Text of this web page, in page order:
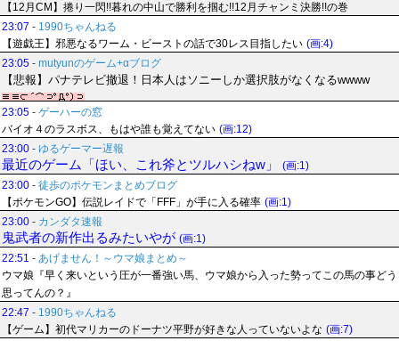
【12月CM】捲り一閃!!暮れの中山で勝利を掴む!!12月チャンミ決勝!!の巻
23:07 - 1990ちゃんねる
【遊戯王】邪悪なるワーム・ビーストの話で30レス目指したい (画:4)
23:05 - mutyunのゲーム+αブログ
【悲報】パナテレビ撤退！日本人はソニーしか選択肢がなくなるwwww
23:05 - ゲーハーの窓
バイオ４のラスボス、もはや誰も覚えてない (画:12)
23:00 - ゆるゲーマー遅報
最近のゲーム「ほい、これ斧とツルハシねw」
(画:1)
23:00 - 徒歩のポケモンまとめブログ
【ポケモンGO】伝説レイドで「FFF」が手に入る確率 (画:1)
23:00 - カンダタ速報
鬼武者の新作出るみたいやが (画:1)
22:51 - あげません！～ウマ娘まとめ～
ウマ娘『早く来いという圧が一番強い馬、ウマ娘から入った勢ってこの馬の事どう
思ってんの？』
22:47 - 1990ちゃんねる
【ゲーム】初代マリカーのドーナツ平野が好きな人っていないよな (画:7)